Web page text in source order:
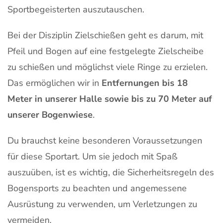
Sportbegeisterten auszutauschen.
Bei der Disziplin Zielschießen geht es darum, mit
Pfeil und Bogen auf eine festgelegte Zielscheibe
zu schießen und möglichst viele Ringe zu erzielen.
Das ermöglichen wir in Entfernungen bis 18
Meter in unserer Halle sowie bis zu 70 Meter auf
unserer Bogenwiese.
Du brauchst keine besonderen Voraussetzungen
für diese Sportart. Um sie jedoch mit Spaß
auszuüben, ist es wichtig, die Sicherheitsregeln des
Bogensports zu beachten und angemessene
Ausrüstung zu verwenden, um Verletzungen zu
vermeiden.